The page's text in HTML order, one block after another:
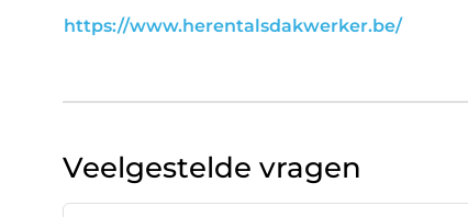
https://www.herentalsdakwerker.be/
Veelgestelde vragen